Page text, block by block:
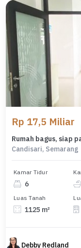
Rp 17,5 Miliar
Rumah bagus, siap
Candisari, Semarang
Kamar Tidur
6
Luas Tanah
1125 m²
Debby Redland